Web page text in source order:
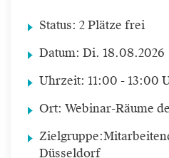
Status: 2 Plätze frei
Datum: Di. 18.08.2026
Uhrzeit: 11:00 - 13:00
Ort: Webinar-Räume
Zielgruppe:
Düsseldorf